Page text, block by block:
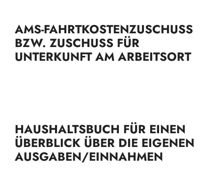
AMS-FAHRTKOSTENZUSCHUSS
BZW. ZUSCHUSS FÜR
UNTERKUNFT AM ARBEITSORT
HAUSHALTSBUCH FÜR EINEN
ÜBERBLICK ÜBER DIE EIGENEN
AUSGABEN/EINNAHMEN